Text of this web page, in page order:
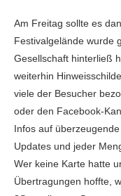
Am Freitag sollte es
Festivalgelände wurde
Gesellschaft hinterließ
weiterhin
viele der Besucher
oder den Facebook-
Infos auf
Updates und jeder
Wer keine Karte hatte
Übertragungen hoffte,